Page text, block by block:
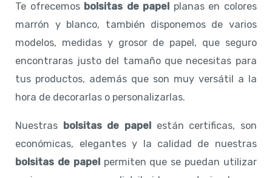
Te ofrecemos bolsitas de papel planas en colores
marrón y blanco, también disponemos de varios
modelos, medidas y grosor de papel, que seguro
encontraras justo del tamaño que necesitas para
tus productos, además que son muy versátil a la
hora de decorarlas o personalizarlas.
Nuestras bolsitas de papel están certificas, son
económicas, elegantes y la calidad de nuestras
bolsitas de papelpermiten que se puedan utilizar